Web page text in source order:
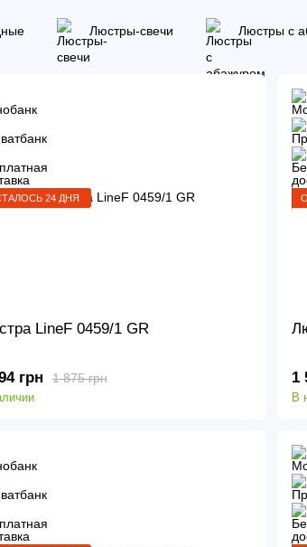
Люстры-свечи Люстры с
24 ДНЯ
LineF 0459/1 GR
1 875 грн
грн 1
В